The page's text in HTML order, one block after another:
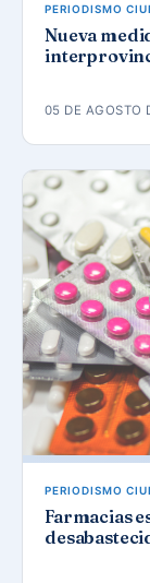
PERIODISMO
Nueva
05 DE AGOSTO
PERIODISMO
Farmacias